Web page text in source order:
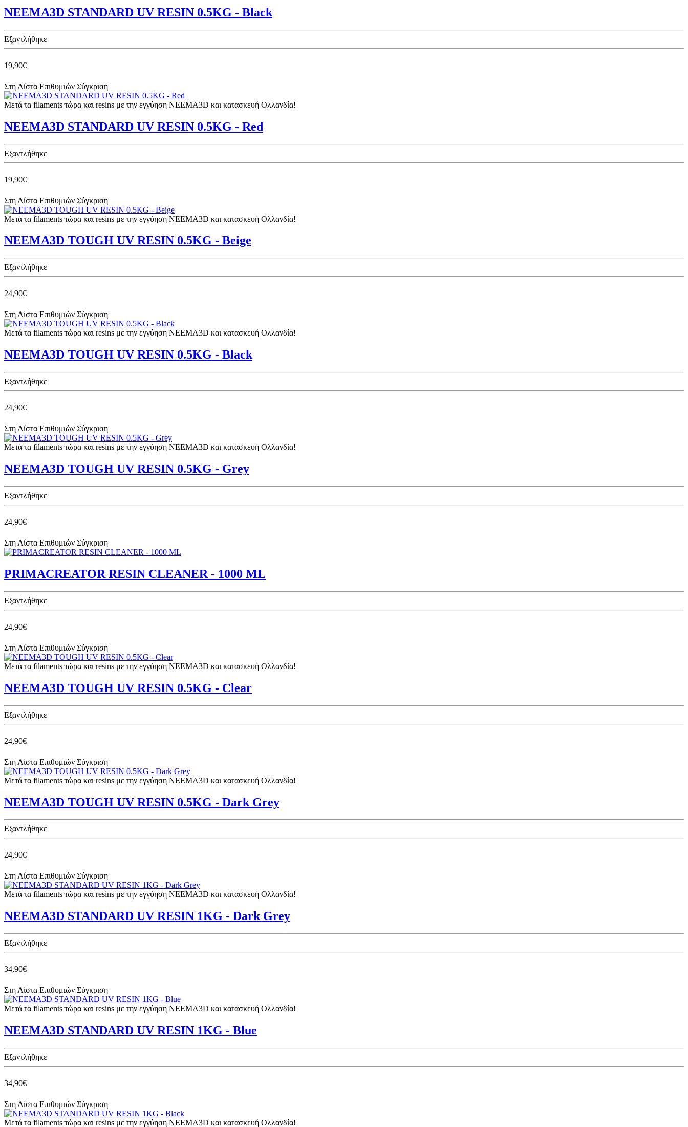
NEEMA3D STANDARD UV RESIN 0.5KG - Black
Eξαντλήθηκε
19,90€
Στη Λίστα Επιθυμιών Σύγκριση
Μετά τα filaments τώρα και resins με την εγγύηση NEEMA3D και κατασκευή Ολλανδία!
NEEMA3D STANDARD UV RESIN 0.5KG - Red
Eξαντλήθηκε
19,90€
Στη Λίστα Επιθυμιών Σύγκριση
Μετά τα filaments τώρα και resins με την εγγύηση NEEMA3D και κατασκευή Ολλανδία!
NEEMA3D TOUGH UV RESIN 0.5KG - Beige
Eξαντλήθηκε
24,90€
Στη Λίστα Επιθυμιών Σύγκριση
Μετά τα filaments τώρα και resins με την εγγύηση NEEMA3D και κατασκευή Ολλανδία!
NEEMA3D TOUGH UV RESIN 0.5KG - Black
Eξαντλήθηκε
24,90€
Στη Λίστα Επιθυμιών Σύγκριση
Μετά τα filaments τώρα και resins με την εγγύηση NEEMA3D και κατασκευή Ολλανδία!
NEEMA3D TOUGH UV RESIN 0.5KG - Grey
Eξαντλήθηκε
24,90€
Στη Λίστα Επιθυμιών Σύγκριση
PRIMACREATOR RESIN CLEANER - 1000 ML
Eξαντλήθηκε
24,90€
Στη Λίστα Επιθυμιών Σύγκριση
Μετά τα filaments τώρα και resins με την εγγύηση NEEMA3D και κατασκευή Ολλανδία!
NEEMA3D TOUGH UV RESIN 0.5KG - Clear
Eξαντλήθηκε
24,90€
Στη Λίστα Επιθυμιών Σύγκριση
Μετά τα filaments τώρα και resins με την εγγύηση NEEMA3D και κατασκευή Ολλανδία!
NEEMA3D TOUGH UV RESIN 0.5KG - Dark Grey
Eξαντλήθηκε
24,90€
Στη Λίστα Επιθυμιών Σύγκριση
Μετά τα filaments τώρα και resins με την εγγύηση NEEMA3D και κατασκευή Ολλανδία!
NEEMA3D STANDARD UV RESIN 1KG - Dark Grey
Eξαντλήθηκε
34,90€
Στη Λίστα Επιθυμιών Σύγκριση
Μετά τα filaments τώρα και resins με την εγγύηση NEEMA3D και κατασκευή Ολλανδία!
NEEMA3D STANDARD UV RESIN 1KG - Blue
Eξαντλήθηκε
34,90€
Στη Λίστα Επιθυμιών Σύγκριση
Μετά τα filaments τώρα και resins με την εγγύηση NEEMA3D και κατασκευή Ολλανδία!